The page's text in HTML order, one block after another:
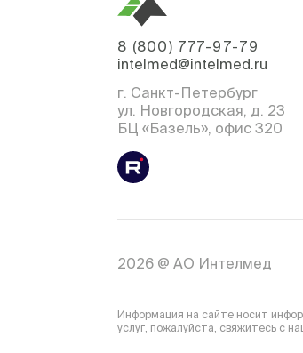
8 (800) 777-97-79
intelmed@intelmed.ru
г. Санкт-Петербург
ул. Новгородская, д. 23
БЦ «Базель», офис 320
2026 @ АО Интелмед
Информация на сайте носит
услуг, пожалуйста, свяжитесь с